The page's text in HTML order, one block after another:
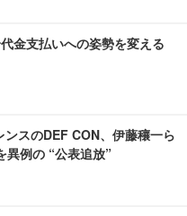
金支払いへの姿勢を変える
スのDEF CON、伊藤穰一ら
異例の “公表追放”